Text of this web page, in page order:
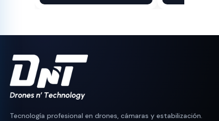
original
actual
original
actual
Tecnología profesional en drones, cámaras y estabilización.